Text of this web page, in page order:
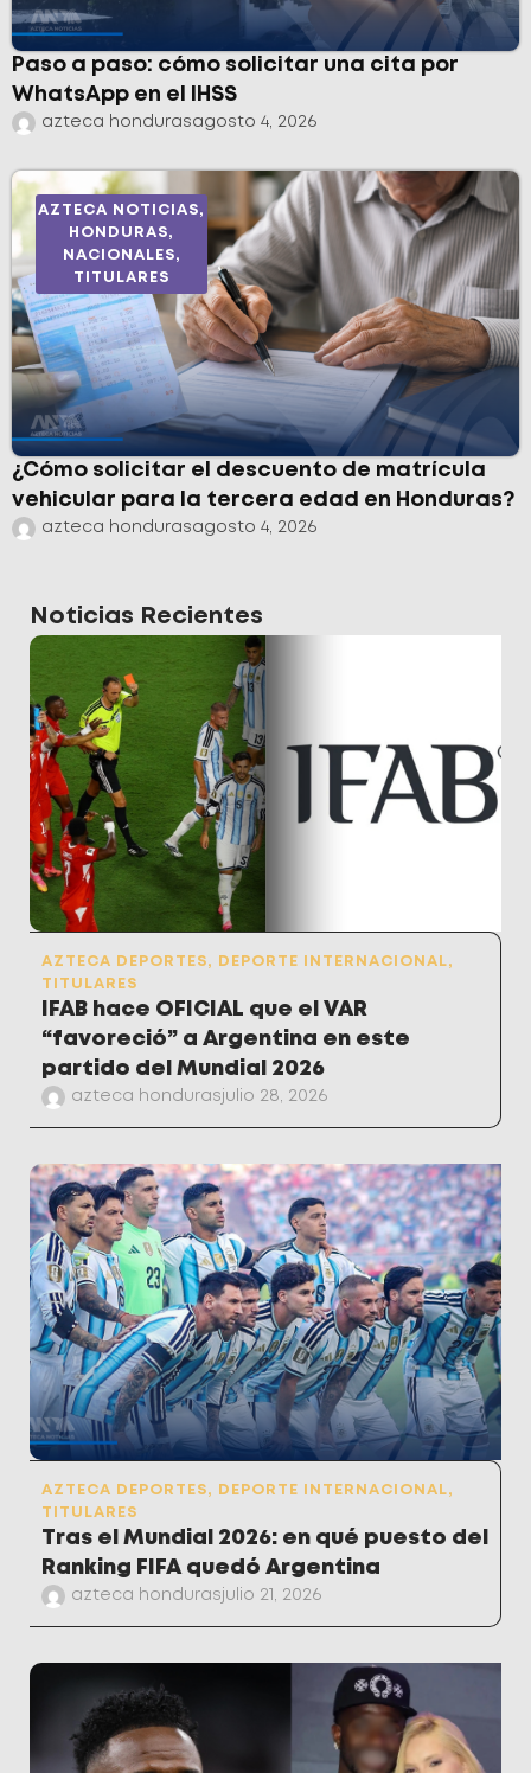
Paso a paso: cómo solicitar una cita por
WhatsApp en el IHSS
azteca hondurasagosto 4, 2026
AZTECA NOTICIAS,
HONDURAS,
NACIONALES,
TITULARES
¿Cómo solicitar el descuento de matrícula
vehicular para la tercera edad en Honduras?
azteca hondurasagosto 4, 2026
Noticias Recientes
AZTECA DEPORTES, DEPORTE INTERNACIONAL,
TITULARES
IFAB hace OFICIAL que el VAR
“favoreció” a Argentina en este
partido del Mundial 2026
azteca hondurasjulio 28, 2026
AZTECA DEPORTES, DEPORTE INTERNACIONAL,
TITULARES
Tras el Mundial 2026: en qué puesto del
Ranking FIFA quedó Argentina
azteca hondurasjulio 21, 2026